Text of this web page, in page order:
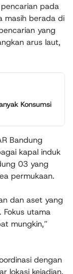
pada
masih berada di
yang
arus laut,
Konsumsi
Bandung
kapal induk
03 yang
permukaan.
dan aset yang
Fokus utama
mungkin,”
dengan
lokasi kejadian.